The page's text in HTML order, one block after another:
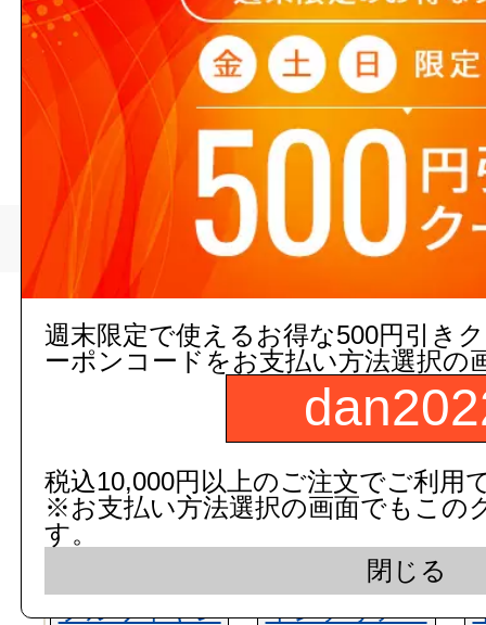
電池企画販
トップページ > 電池企画販売
現在の店舗受注状
フルワイヤレ インテリア・
週末限定で使えるお得な500円引き
ーポンコードをお支払い方法選択の
税込10,000円以上のご注文でご利用
※お支払い方法選択の画面でもこの
す。
閉じる